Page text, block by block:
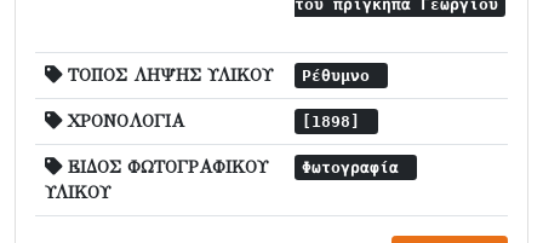
του πρίγκηπα Γεωργίου
ΤΟΠΟΣ ΛΗΨΗΣ ΥΛΙΚΟΥ Ρέθυμνο
ΧΡΟΝΟΛΟΓΙΑ [1898]
ΕΙΔΟΣ ΦΩΤΟΓΡΑΦΙΚΟΥ
ΥΛΙΚΟΥ
Φωτογραφία